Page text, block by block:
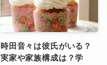
時田音々は彼氏がいる？
実家や家族構成は？学